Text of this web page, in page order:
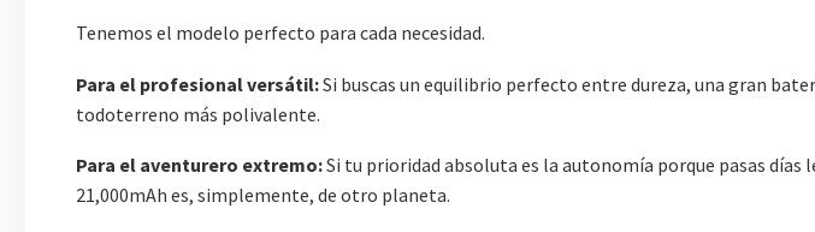
Tenemos el modelo perfecto para cada necesidad.
Para el profesional versátil:Si buscas un equilibrio perfecto entre dureza, una gran
todoterreno más polivalente.
Para el aventurero extremo:Si tu prioridad absoluta es la autonomía porque pasas días
21,000mAh es, simplemente, de otro planeta.